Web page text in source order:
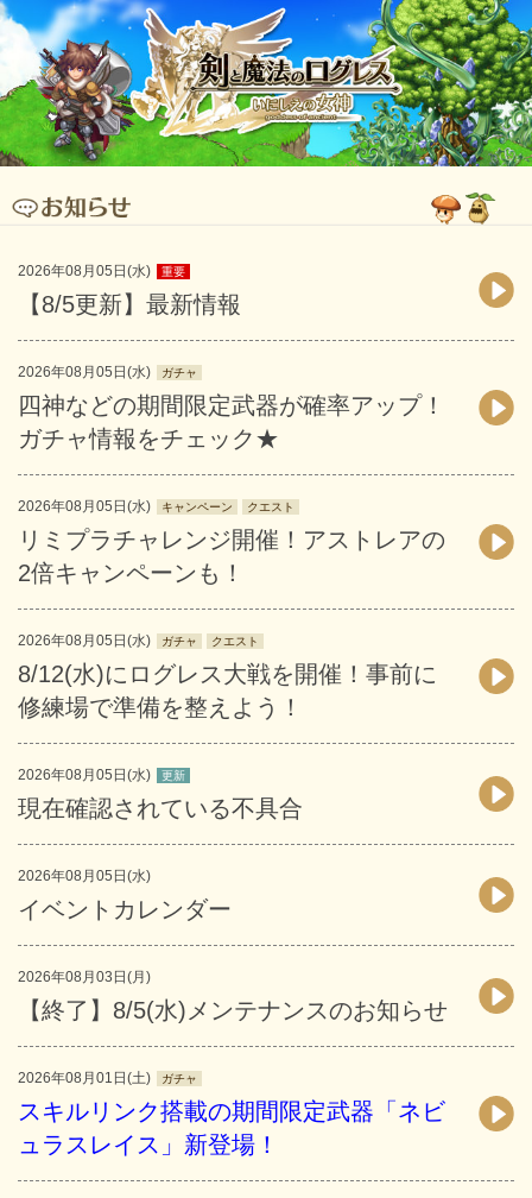
2026年08月05日(水) 重要
【8/5更新】最新情報
2026年08月05日(水) ガチャ
四神などの期間限定武器が確率アップ！
ガチャ情報をチェック★
2026年08月05日(水) キャンペーン クエスト
リミプラチャレンジ開催！アストレアの
2倍キャンペーンも！
2026年08月05日(水) ガチャ クエスト
8/12(水)にログレス大戦を開催！事前に
修練場で準備を整えよう！
2026年08月05日(水) 更新
現在確認されている不具合
2026年08月05日(水)
イベントカレンダー
2026年08月03日(月)
【終了】8/5(水)メンテナンスのお知らせ
2026年08月01日(土) ガチャ
スキルリンク搭載の期間限定武器「ネビ
ュラスレイス」新登場！